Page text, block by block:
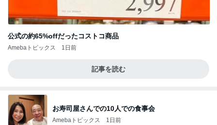
公式の約65%offだったコストコ商品
Amebaトピックス 1日前
記事を読む
お寿司屋さんでの10人での食事会
Amebaトピックス 1日前